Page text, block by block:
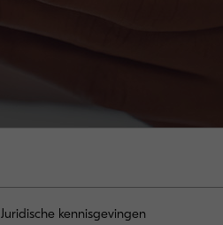
Juridische kennisgevingen